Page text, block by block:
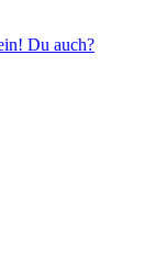
Du auch?